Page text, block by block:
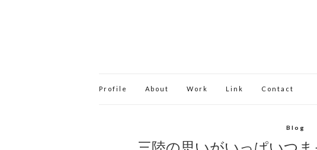
Profile About Work Link Contact
Blog